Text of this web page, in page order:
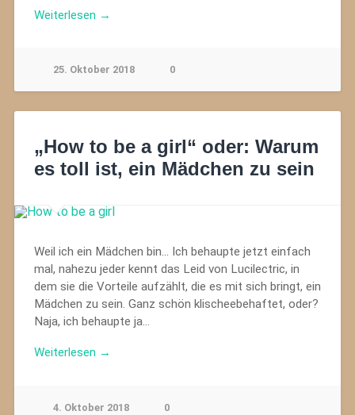
Weiterlesen →
25. Oktober 2018 0
„How to be a girl“ oder: Warum
es toll ist, ein Mädchen zu sein
Weil ich ein Mädchen bin… Ich behaupte jetzt einfach
mal, nahezu jeder kennt das Leid von Lucilectric, in
dem sie die Vorteile aufzählt, die es mit sich bringt, ein
Mädchen zu sein. Ganz schön klischeebehaftet, oder?
Naja, ich behaupte ja…
Weiterlesen →
4. Oktober 2018 0